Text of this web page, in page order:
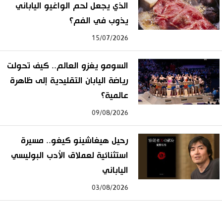
الذي يجعل لحم الواغيو الياباني
يذوب في الفم؟
15/07/2026
السومو يغزو العالم.. كيف تحولت
رياضة اليابان التقليدية إلى ظاهرة
عالمية؟
09/08/2026
رحيل هيغاشينو كيغو.. مسيرة
استثنائية لعملاق الأدب البوليسي
الياباني
03/08/2026